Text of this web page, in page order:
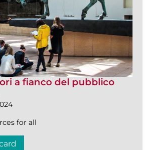
a fianco del pubblico
for all